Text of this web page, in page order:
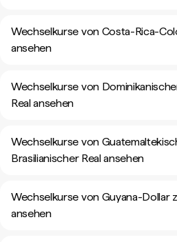
Wechselkurse von Costa-Rica-
ansehen
Wechselkurse von
Real ansehen
Wechselkurse von
Brasilianischer Real ansehen
Wechselkurse von Guyana-Dollar
ansehen